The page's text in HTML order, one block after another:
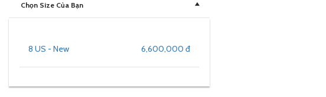
Chọn Size Của Bạn
6,600,000 đ
8 US - New